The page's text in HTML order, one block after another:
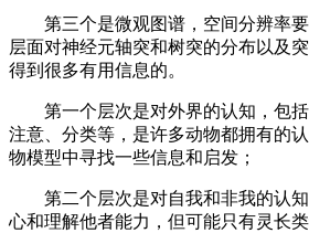
第三个是微观图谱，空间分辨率要
层面对神经元轴突和树突的分布以及
得到很多有用信息的。
第一个层次是对外界的认知，包括
注意、分类等，是许多动物都拥有的
物模型中寻找一些信息和启发；
第二个层次是对自我和非我的认知
心和理解他者能力，但可能只有灵长